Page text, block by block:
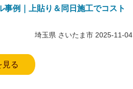
事例｜上貼り＆同日施工でコスト
埼玉県 さいたま市 2025-11-04
見る